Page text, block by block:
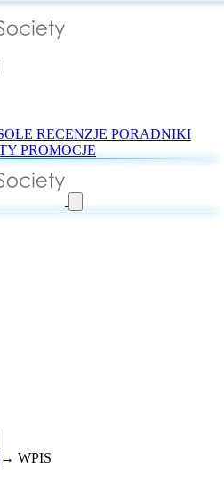
RECENZJE PORADNIKI
PROMOCJE
→ WPIS